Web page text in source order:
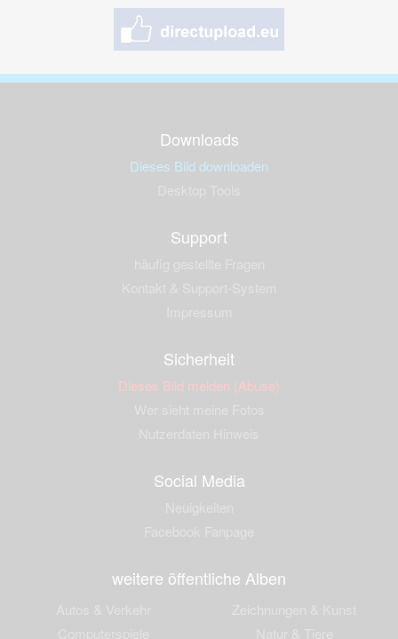
Downloads
Dieses Bild downloaden
Support
Sicherheit
Dieses Bild melden (Abuse)
Social Media
weitere öffentliche Alben